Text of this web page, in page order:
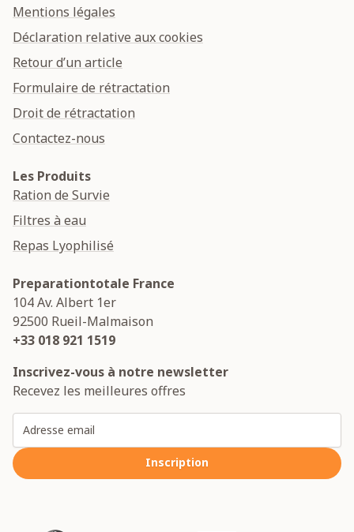
Mentions légales
Déclaration relative aux cookies
Retour d’un article
Formulaire de rétractation
Droit de rétractation
Contactez-nous
Les Produits
Ration de Survie
Filtres à eau
Repas Lyophilisé
Preparationtotale France
104 Av. Albert 1er
92500 Rueil-Malmaison
+33 018 921 1519
Inscrivez-vous à notre newsletter
Recevez les meilleures offres
Inscription